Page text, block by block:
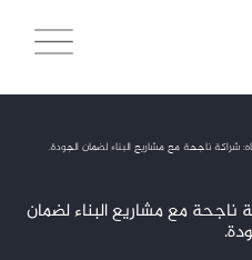
شراكة ناجحة مع مشاريع البناء لضمان الجودة.
ناجحة مع مشاريع البناء لضمان